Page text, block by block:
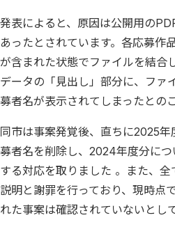
発表によると、原因は公開用の
あったとされています。各応募作
が含まれた状態でファイルを結合
データの「見出し」部分に、ファ
募者名が表示されてしまったとのこ
同市は事案発覚後、直ちに2025
募者名を削除し、2024年度分に
する対応を取りました 。また、
説明と謝罪を行っており、現時点
れた事案は確認されていないとし